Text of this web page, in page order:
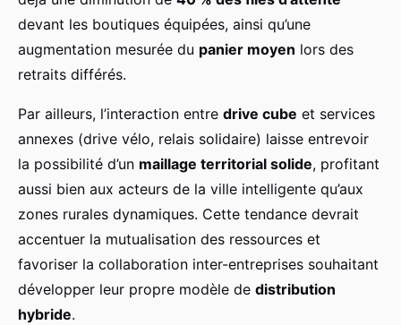
devant les boutiques équipées, ainsi qu’une
augmentation mesurée du panier moyen lors des
retraits différés.
Par ailleurs, l’interaction entre drive cube et services
annexes (drive vélo, relais solidaire) laisse entrevoir
la possibilité d’un maillage territorial solide, profitant
aussi bien aux acteurs de la ville intelligente qu’aux
zones rurales dynamiques. Cette tendance devrait
accentuer la mutualisation des ressources et
favoriser la collaboration inter-entreprises souhaitant
développer leur propre modèle de distribution
hybride.